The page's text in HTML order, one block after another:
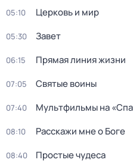
05:10 Церковь и мир
05:30 Завет
06:15 Прямая линия жизни
07:05 Святые воины
07:40 Мультфильмы на
08:10 Расскажи мне о Боге
08:40 Простые чудеса